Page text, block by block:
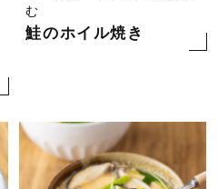
む
鮭のホイル焼き